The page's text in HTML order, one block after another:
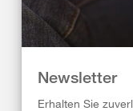
Newsletter
Erhalten Sie